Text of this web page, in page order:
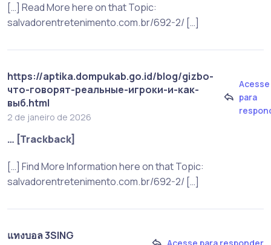
[…] Read More here on that Topic:
salvadorentretenimento.com.br/692-2/ […]
https://aptika.dompukab.go.id/blog/gizbo-
что-говорят-реальные-игроки-и-как-
выб.html
2 de janeiro de 2026
Acesse
para
… [Trackback]
[…] Find More Information here on that Topic:
salvadorentretenimento.com.br/692-2/ […]
แทงบอล 3SING
Acesse para responder